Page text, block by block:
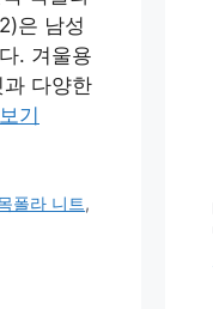
은 남성
. 겨울용
다양한
기
폴라 니트,